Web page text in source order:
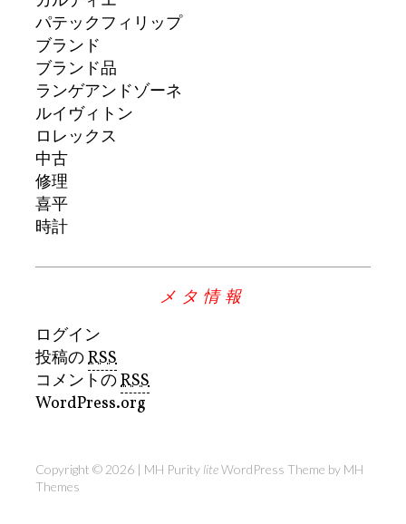
パテックフィリップ
ブランド
ブランド品
ランゲアンドゾーネ
ルイヴィトン
ロレックス
中古
修理
喜平
時計
メタ情報
ログイン
投稿のRSS
コメントのRSS
WordPress.org
Copyright © 2026 | MH Purity liteWordPress Theme by MH
Themes